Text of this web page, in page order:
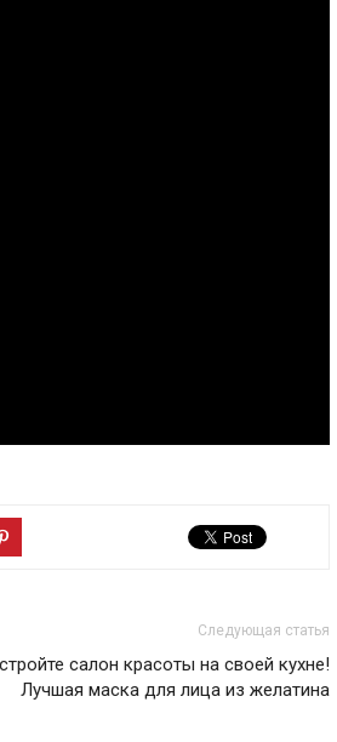
Следующая статья
салон красоты на своей кухне!
Лучшая маска для лица из желатина